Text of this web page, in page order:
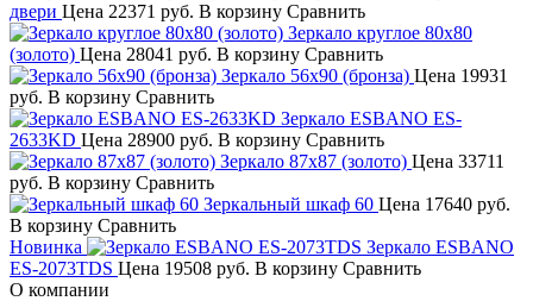
двери Цена 22371 руб. В корзину Сравнить
Зеркало круглое 80х80
(золото) Цена 28041 руб. В корзину Сравнить
Зеркало 56х90 (бронза) Цена 19931
руб. В корзину Сравнить
Зеркало ESBANO ES-
2633KD Цена 28900 руб. В корзину Сравнить
Зеркало 87х87 (золото) Цена 33711
руб. В корзину Сравнить
Зеркальный шкаф 60 Цена 17640 руб.
В корзину Сравнить
Новинка
Зеркало ESBANO
ES-2073TDS Цена 19508 руб. В корзину Сравнить
О компании